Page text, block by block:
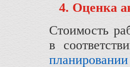
4. Оценка
Стоимость
в